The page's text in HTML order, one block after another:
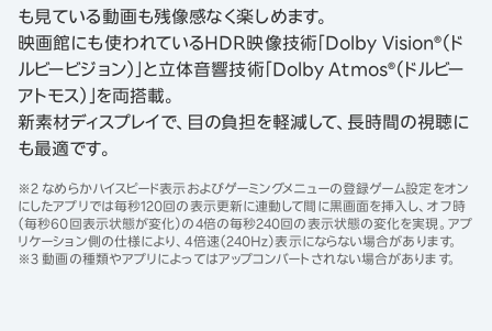
も見ている動画も残像感なく楽しめます。
映画館にも使われているHDR映像技術「Dolby Vision®（ド
ルビービジョン）」と立体音響技術「Dolby Atmos®（ドルビー
アトモス）」を両搭載。
新素材ディスプレイで、目の負担を軽減して、長時間の視聴に
も最適です。
※2 なめらかハイスピード表示およびゲーミングメニューの登録ゲーム設定をオン
にしたアプリでは毎秒120回の表示更新に連動して間に黒画面を挿入し、オフ時
（毎秒60回表示状態が変化）の4倍の毎秒240回の表示状態の変化を実現。アプ
リケーション側の仕様により、4倍速（240Hz）表示にならない場合があります。
※3 動画の種類やアプリによってはアップコンバートされない場合があります。